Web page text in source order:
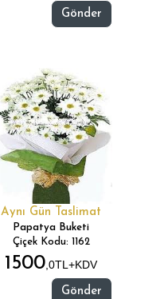
Gönder
Aynı Gün Taslimat
Papatya Buketi
Çiçek Kodu: 1162
1500,0TL+KDV
Gönder